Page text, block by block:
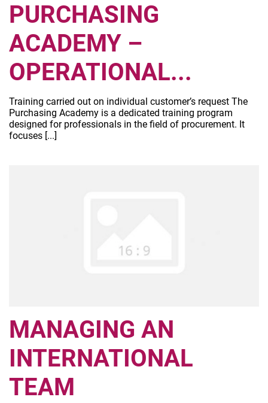
PURCHASING
ACADEMY –
OPERATIONAL...
Training carried out on individual customer’s request The
Purchasing Academy is a dedicated training program
designed for professionals in the field of procurement. It
focuses [...]
MANAGING AN
INTERNATIONAL
TEAM